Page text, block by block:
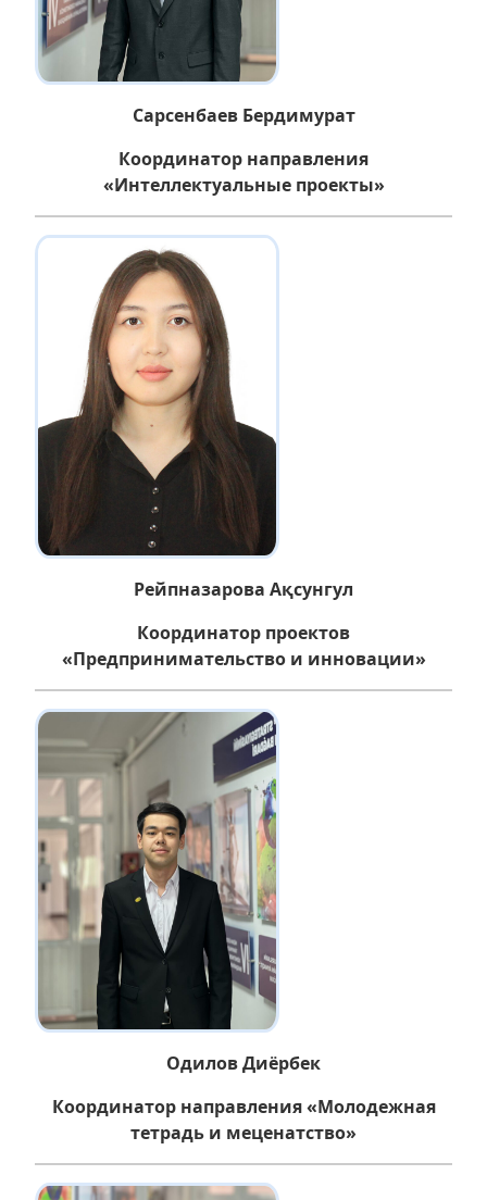
Сарсенбаев Бердимурат
Координатор направления
«Интеллектуальные проекты»
Рейпназарова Ақсунгул
Координатор проектов
«Предпринимательство и инновации»
Одилов Диёрбек
Координатор направления «Молодежная
тетрадь и меценатство»